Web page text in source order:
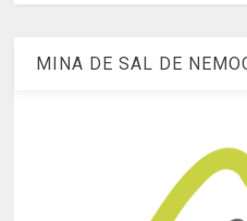
MINA DE SAL DE